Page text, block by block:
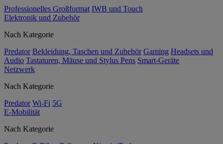
Professionelles Großformat IWB und Touch
Elektronik und Zubehör
Nach Kategorie
Predator Bekleidung, Taschen und Zubehör Gaming Headsets und
Audio Tastaturen, Mäuse und Stylus Pens Smart-Geräte
Netzwerk
Nach Kategorie
Predator Wi-Fi 5G
E-Mobilität
Nach Kategorie